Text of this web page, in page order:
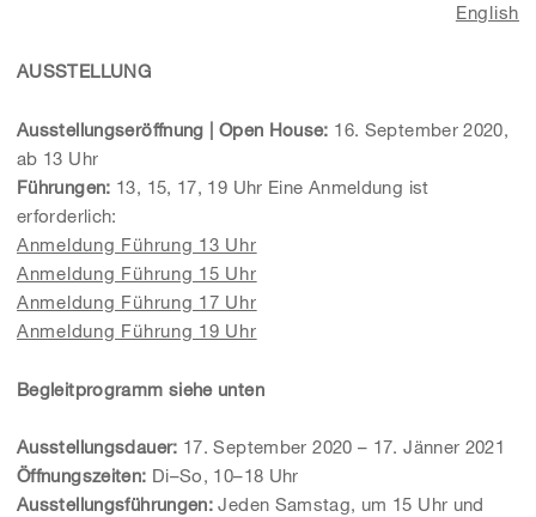
English
AUSSTELLUNG
Ausstellungseröffnung | Open House: 16. September 2020,
ab 13 Uhr
Führungen: 13, 15, 17, 19 Uhr Eine Anmeldung ist
erforderlich:
Anmeldung Führung 13 Uhr
Anmeldung Führung 15 Uhr
Anmeldung Führung 17 Uhr
Anmeldung Führung 19 Uhr
Begleitprogramm siehe unten
Ausstellungsdauer: 17. September 2020 – 17. Jänner 2021
Öffnungszeiten: Di–So, 10–18 Uhr
Ausstellungsführungen:Jeden Samstag, um 15 Uhr und